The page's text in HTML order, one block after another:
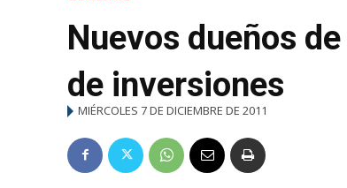
Nuevos dueños
de inversiones
MIÉRCOLES 7 DE DICIEMBRE DE 2011